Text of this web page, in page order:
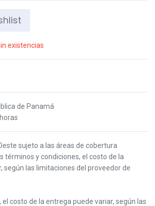
existencias
de Panamá
sujeto a las áreas de cobertura
términos y condiciones, el costo de la
según las limitaciones del proveedor de
el costo de la entrega puede variar, según las